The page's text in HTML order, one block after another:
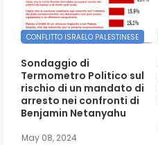
CONFLITTO ISRAELO PALESTINESE
Sondaggio di
Termometro Politico sul
rischio di un mandato di
arresto nei confronti di
Benjamin Netanyahu
May 08, 2024